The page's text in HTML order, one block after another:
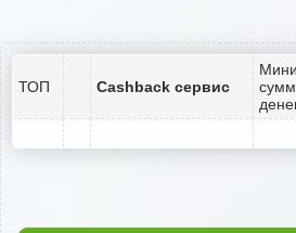
ТОП Cashback сервис